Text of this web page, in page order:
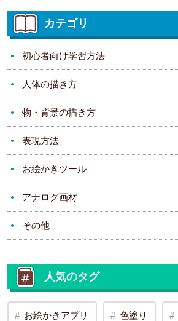
カテゴリ
初心者向け学習方法
人体の描き方
物・背景の描き方
表現方法
お絵かきツール
アナログ画材
その他
人気のタグ
お絵かきアプリ 色塗り